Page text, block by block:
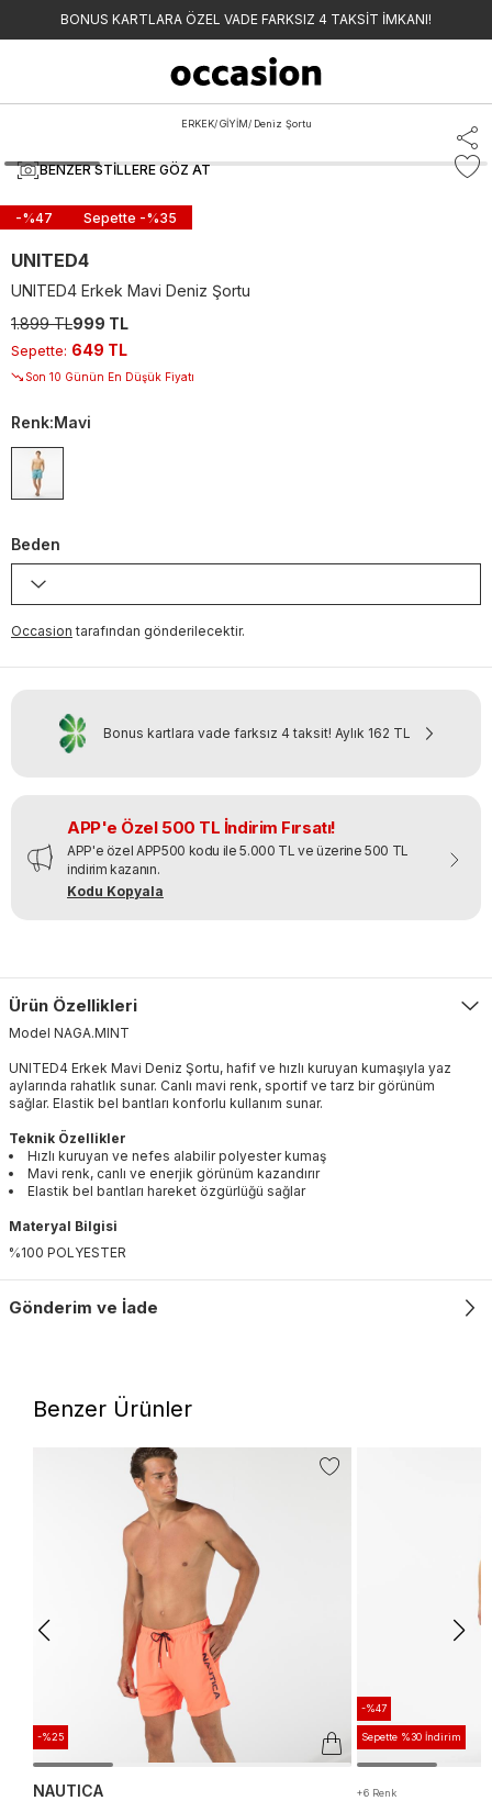
BONUS KARTLARA ÖZEL VADE FARKSIZ 4 TAKSİT İMKANI!
ERKEK/ GİYİM/ Deniz Şortu
BENZER STILLERE GÖZ AT
-%47 Sepette -%35
UNITED4
UNITED4 Erkek Mavi Deniz Şortu
1.899 TL999 TL
Sepette: 649 TL
Son 10 Günün En Düşük Fiyatı
Renk:Mavi
Beden
Occasion tarafından gönderilecektir.
Bonus kartlara vade farksız 4 taksit! Aylık 162 TL
APP'e Özel 500 TL İndirim Fırsatı!
APP'e özel APP500 kodu ile 5.000 TL ve üzerine 500 TL
indirim kazanın.
Kodu Kopyala
Ürün Özellikleri
Model NAGA.MINT
UNITED4 Erkek Mavi Deniz Şortu, hafif ve hızlı kuruyan kumaşıyla yaz
aylarında rahatlık sunar. Canlı mavi renk, sportif ve tarz bir görünüm
sağlar. Elastik bel bantları konforlu kullanım sunar.
Teknik Özellikler
Hızlı kuruyan ve nefes alabilir polyester kumaş
Mavi renk, canlı ve enerjik görünüm kazandırır
Elastik bel bantları hareket özgürlüğü sağlar
Materyal Bilgisi
%100 POLYESTER
Gönderim ve İade
Benzer Ürünler
-%25
NAUTICA
-%47
Sepette %30 İndirim
+6 Renk